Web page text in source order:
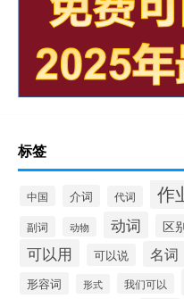
标签
中国 介词 代词 作
副词
动物 动词 区
可以用 可以说 名词
形容词
形式 我们可以